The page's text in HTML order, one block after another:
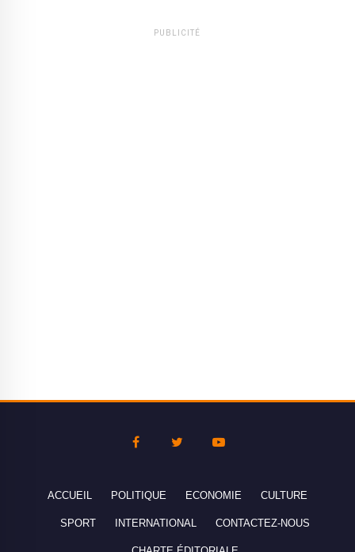
PUBLICITÉ
ACCUEIL POLITIQUE ECONOMIE CULTURE
SPORT INTERNATIONAL CONTACTEZ-NOUS